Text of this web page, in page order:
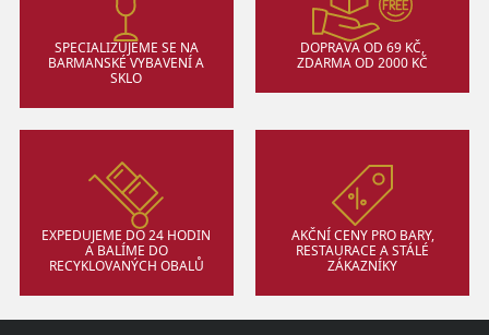
SPECIALIZUJEME SE NA
BARMANSKÉ VYBAVENÍ A
SKLO
DOPRAVA OD 69 KČ,
ZDARMA OD 2000 KČ
EXPEDUJEME DO 24 HODIN
A BALÍME DO
RECYKLOVANÝCH OBALŮ
AKČNÍ CENY PRO BARY,
RESTAURACE A STÁLÉ
ZÁKAZNÍKY